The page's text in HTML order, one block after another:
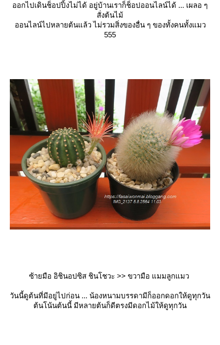
ออกไปเดินช็อปปิ้งไม่ได้ อยู่บ้านเราก็ช็อปออนไลน์ได้ ... เผลอ ๆ
สั่งต้นไม้
ออนไลน์ไปหลายต้นแล้ว ไม่รวมสิ่งของอื่น ๆ ของทั้งคนทั้งแมว
555
ซ้ายมือ อิชินอปซิส ชินโชวะ >> ขวามือ แมมลูกแมว
วันนี้ดูต้นที่มีอยู่ไปก่อน ... น้องหนามบรรดามีก็ออกดอกให้ดูทุกวัน
ต้นโน้นต้นนี้ มีหลายต้นก็ดีตรงมีดอกไม้ให้ดูทุกวัน